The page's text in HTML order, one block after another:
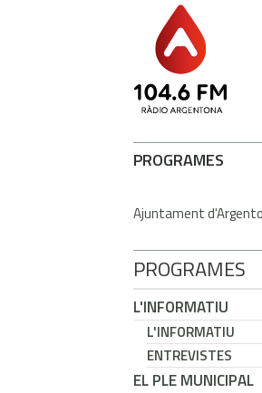
PROGRAMES
Ajuntament
PROGRAMES
L'INFORMATIU
L'INFORMATIU
ENTREVISTES
EL PLE MUNICIPAL